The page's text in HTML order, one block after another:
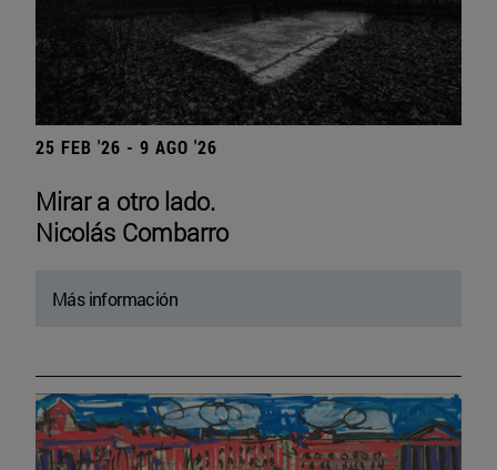
25 FEB '26 - 9 AGO '26
Mirar a otro lado.
Nicolás Combarro
Más información